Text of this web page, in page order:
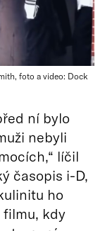
foto a video: Dock
ní bylo
nebyli
líčil
časopis i-D,
ho
filmu, kdy